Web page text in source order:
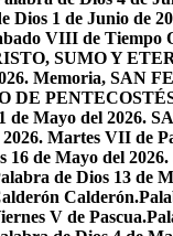
Dios 1 de Junio de
VIII de Tiempo
SUMO Y
Memoria, SAN
DE
de Mayo del 2026.
Martes VII de
16 de Mayo del
de Dios 13 de
Calderón.
V de Pascua.